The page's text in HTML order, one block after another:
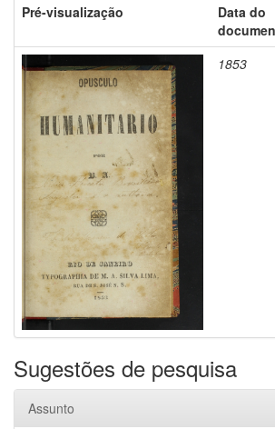
Pré-visualização
Data do
1853
Sugestões de pesquisa
Assunto